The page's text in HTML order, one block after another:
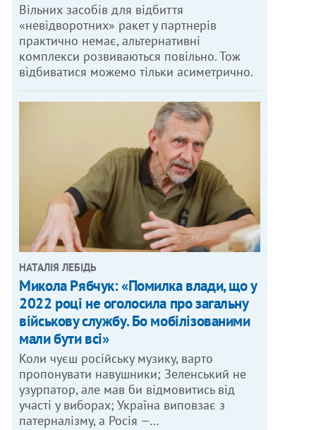
Вільних засобів для відбиття
«невідворотних» ракет у партнерів
практично немає, альтернативні
комплекси розвиваються повільно. Тож
відбиватися можемо тільки асиметрично.
НАТАЛІЯ ЛЕБІДЬ
Микола Рябчук: «Помилка влади, що у
2022 році не оголосила про загальну
військову службу. Бо мобілізованими
мали бути всі»
Коли чуєш російську музику, варто
пропонувати навушники; Зеленський не
узурпатор, але мав би відмовитись від
участі у виборах; Україна виповзає з
патерналізму, а Росія —…